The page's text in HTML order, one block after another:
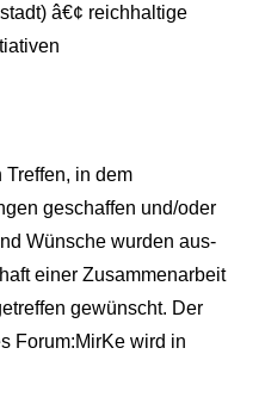
â€¢ reichhaltige
in dem
geschaffen und/oder
Wünsche wurden aus-
einer Zusammenarbeit
gewünscht. Der
Forum:MirKe wird in